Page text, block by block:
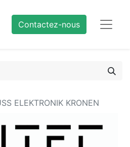
Contactez-nous
ELEKTRONIK KRONEN